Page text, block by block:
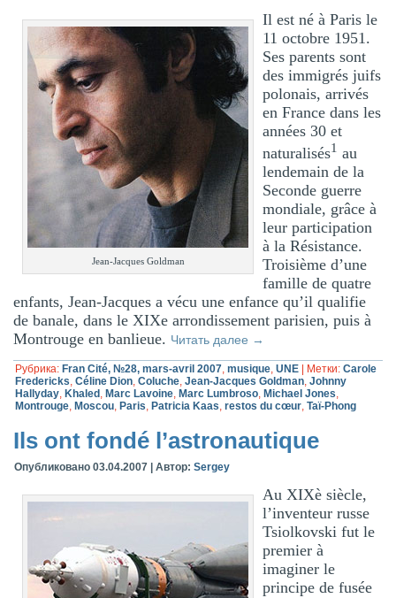
Jean-Jacques Goldman
Il est né à Paris le
11 octobre 1951.
Ses parents sont
des immigrés juifs
polonais, arrivés
en France dans les
années 30 et
naturalisés1 au
lendemain de la
Seconde guerre
mondiale, grâce à
leur participation
à la Résistance.
Troisième d’une
famille de quatre
enfants, Jean-Jacques a vécu une enfance qu’il qualifie
de banale, dans le XIXe arrondissement parisien, puis à
Montrouge en banlieue. Читать далее →
Рубрика: Fran Cité, №28, mars-avril 2007,musique,UNE Метки: Carole
Fredericks,Céline Dion,Coluche,Jean-Jacques Goldman,Johnny
Hallyday, Khaled , Marc Lavoine, Marc Lumbroso, Michael Jones,
Montrouge, Moscou, Paris, Patricia Kaas,restos du cœur,Taï-Phong
Ils ont fondé l’astronautique
Опубликовано 03.04.2007 |Автор: Sergey
Au XIXè siècle,
l’inventeur russe
Tsiolkovski fut le
premier à
imaginer le
principe de fusée